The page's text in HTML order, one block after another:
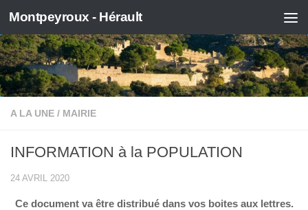
Skip to content
Montpeyroux - Hérault
A LA UNE / MAIRIE
INFORMATION à la POPULATION
24 AVRIL 2020
Ce document va être distribué dans vos boites aux lettres.